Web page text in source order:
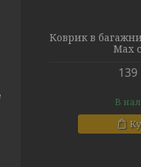
Коврик в
Max
139
В